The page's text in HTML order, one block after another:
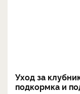
Уход за
подкормка и